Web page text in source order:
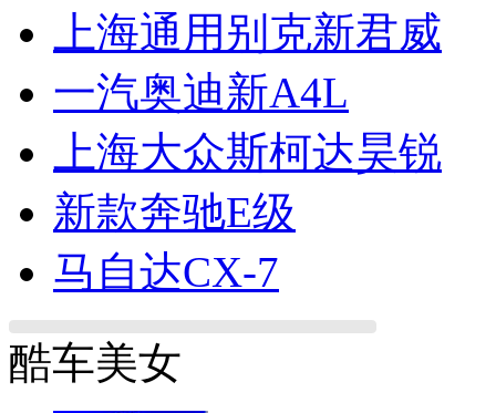
上海通用别克新君威
一汽奥迪新A4L
上海大众斯柯达昊锐
新款奔驰E级
马自达CX-7
酷车美女